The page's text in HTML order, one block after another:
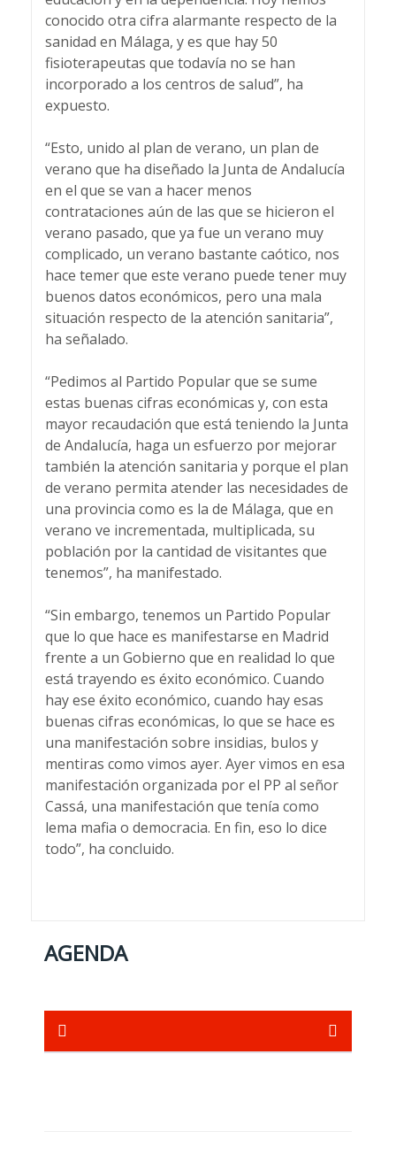
conocido otra cifra alarmante respecto de la
sanidad en Málaga, y es que hay 50
fisioterapeutas que todavía no se han
incorporado a los centros de salud”, ha
expuesto.
“Esto, unido al plan de verano, un plan de
verano que ha diseñado la Junta de Andalucía
en el que se van a hacer menos
contrataciones aún de las que se hicieron el
verano pasado, que ya fue un verano muy
complicado, un verano bastante caótico, nos
hace temer que este verano puede tener muy
buenos datos económicos, pero una mala
situación respecto de la atención sanitaria”,
ha señalado.
“Pedimos al Partido Popular que se sume
estas buenas cifras económicas y, con esta
mayor recaudación que está teniendo la Junta
de Andalucía, haga un esfuerzo por mejorar
también la atención sanitaria y porque el plan
de verano permita atender las necesidades de
una provincia como es la de Málaga, que en
verano ve incrementada, multiplicada, su
población por la cantidad de visitantes que
tenemos”, ha manifestado.
“Sin embargo, tenemos un Partido Popular
que lo que hace es manifestarse en Madrid
frente a un Gobierno que en realidad lo que
está trayendo es éxito económico. Cuando
hay ese éxito económico, cuando hay esas
buenas cifras económicas, lo que se hace es
una manifestación sobre insidias, bulos y
mentiras como vimos ayer. Ayer vimos en esa
manifestación organizada por el PP al señor
Cassá, una manifestación que tenía como
lema mafia o democracia. En fin, eso lo dice
todo”, ha concluido.
AGENDA